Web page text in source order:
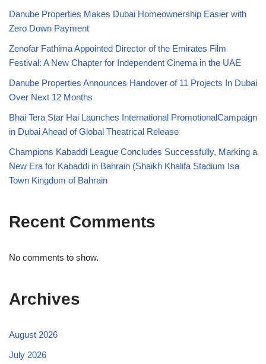
Danube Properties Makes Dubai Homeownership Easier with
Zero Down Payment
Zenofar Fathima Appointed Director of the Emirates Film
Festival: A New Chapter for Independent Cinema in the UAE
Danube Properties Announces Handover of 11 Projects In Dubai
Over Next 12 Months
Bhai Tera Star Hai Launches International PromotionalCampaign
in Dubai Ahead of Global Theatrical Release
Champions Kabaddi League Concludes Successfully, Marking a
New Era for Kabaddi in Bahrain (Shaikh Khalifa Stadium Isa
Town Kingdom of Bahrain
Recent Comments
No comments to show.
Archives
August 2026
July 2026